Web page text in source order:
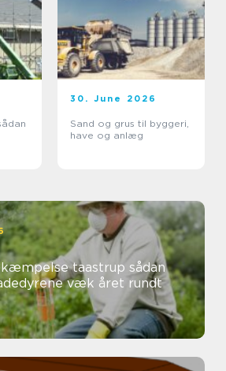
30. June 2026
Sand og grus til byggeri,
have og anlæg
taastrup sådan
væk året rundt